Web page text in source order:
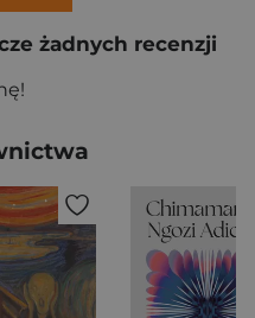
żadnych recenzji